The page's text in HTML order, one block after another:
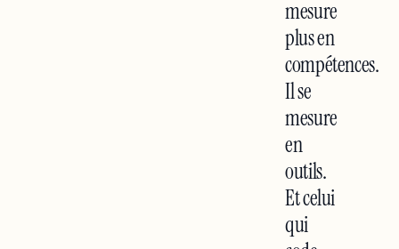
mesure
plus en
compétences.
Il se
mesure
en
outils.
Et celui
qui